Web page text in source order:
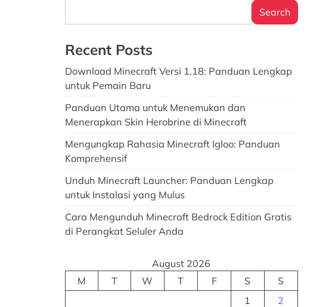
Search
Recent Posts
Download Minecraft Versi 1.18: Panduan Lengkap
untuk Pemain Baru
Panduan Utama untuk Menemukan dan
Menerapkan Skin Herobrine di Minecraft
Mengungkap Rahasia Minecraft Igloo: Panduan
Komprehensif
Unduh Minecraft Launcher: Panduan Lengkap
untuk Instalasi yang Mulus
Cara Mengunduh Minecraft Bedrock Edition Gratis
di Perangkat Seluler Anda
August 2026
M
T W T F S
S
1
2